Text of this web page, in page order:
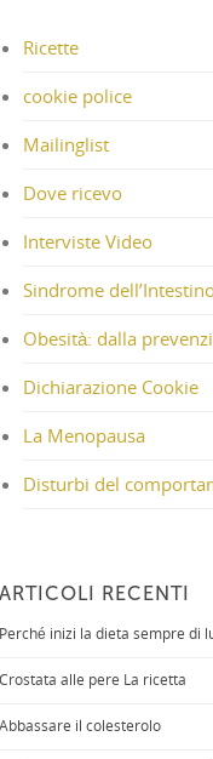
Ricette
cookie police
Mailinglist
Dove ricevo
Interviste Video
Sindrome
Obesità: dalla
Dichiarazione Cookie
La Menopausa
Disturbi del
ARTICOLI RECENTI
Perché inizi la dieta sempre di
Crostata alle pere La ricetta
Abbassare il colesterolo